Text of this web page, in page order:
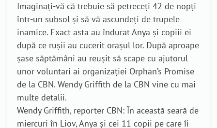
Imaginați-vă că trebuie să petreceți 42 de nopți
într-un subsol și să vă ascundeți de trupele
inamice. Exact asta au îndurat Anya și copiii ei
după ce rușii au cucerit orașul lor. După aproape
șase săptămâni au reușit să scape cu ajutorul
unor voluntari ai organizației Orphan’s Promise
de la CBN. Wendy Griffith de la CBN vine cu mai
multe detalii.
Wendy Griffith, reporter CBN: În această seară de
miercuri în Liov, Anya și cei 11 copii pe care îi